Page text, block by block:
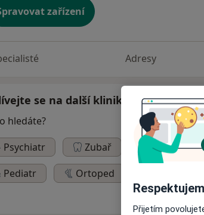
zařízení
Adresy
se na další kliniky
hledáte?
Psychiatr
Zubař Urolog
Pediatr
Ortoped
Přijetím